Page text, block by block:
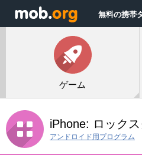
無料の携帯
ゲーム
iPhone: ロック
アンドロイド用プログラム